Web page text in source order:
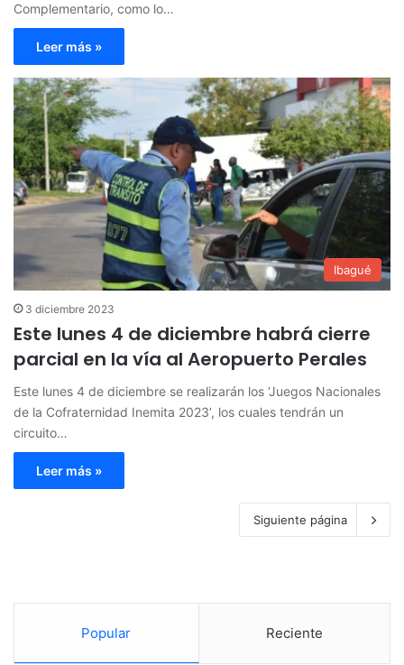
Complementario, como lo…
Leer más »
Ibagué
3 diciembre 2023
Este lunes 4 de diciembre habrá cierre
parcial en la vía al Aeropuerto Perales
Este lunes 4 de diciembre se realizarán los ‘Juegos Nacionales
de la Cofraternidad Inemita 2023’, los cuales tendrán un
circuito…
Leer más »
Siguiente página
Popular Reciente